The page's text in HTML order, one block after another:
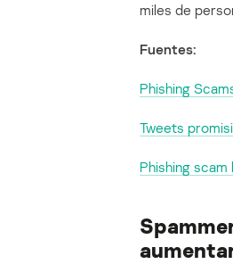
miles de
Fuentes:
Phishing
Tweets
Phishing